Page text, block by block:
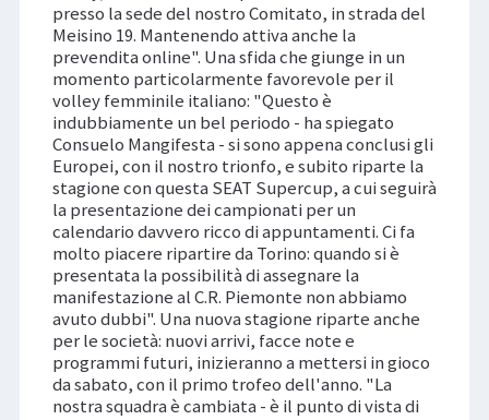
presso la sede del nostro Comitato, in strada del
Meisino 19. Mantenendo attiva anche la
prevendita online". Una sfida che giunge in un
momento particolarmente favorevole per il
volley femminile italiano: "Questo è
indubbiamente un bel periodo - ha spiegato
Consuelo Mangifesta - si sono appena conclusi gli
Europei, con il nostro trionfo, e subito riparte la
stagione con questa SEAT Supercup, a cui seguirà
la presentazione dei campionati per un
calendario davvero ricco di appuntamenti. Ci fa
molto piacere ripartire da Torino: quando si è
presentata la possibilità di assegnare la
manifestazione al C.R. Piemonte non abbiamo
avuto dubbi". Una nuova stagione riparte anche
per le società: nuovi arrivi, facce note e
programmi futuri, inizieranno a mettersi in gioco
da sabato, con il primo trofeo dell'anno. "La
nostra squadra è cambiata - è il punto di vista di